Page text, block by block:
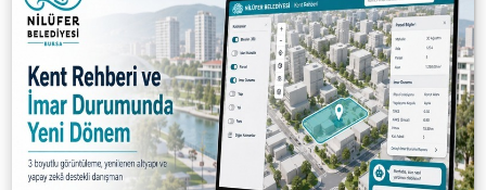
Kurtuluş Mahallesi’ne Nilüfer Belediyesi ile birlikte
kazandırdıkları parklardan dolayı mutluluğunu dile
getirdi. Kurtuluş Mahalle Muhtarı Mehmet Aydın
Saldız da hizmetlerden duydukları memnuniyeti ifade
etti.